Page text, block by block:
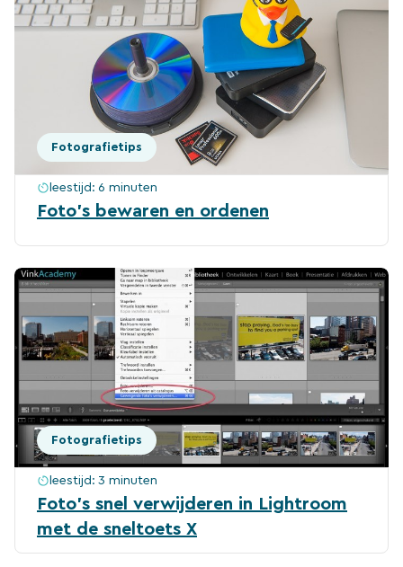
Fotografietips
leestijd: 6 minuten
Foto’s bewaren en ordenen
Fotografietips
leestijd: 3 minuten
Foto’s snel verwijderen in Lightroom
met de sneltoets X